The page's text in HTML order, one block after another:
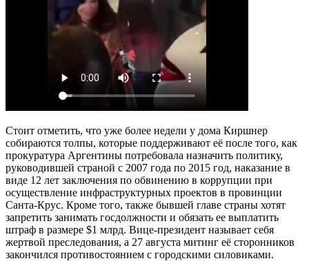
Стоит отметить, что уже более недели у дома Киршнер
собираются толпы, которые поддерживают её после того, как
прокуратура Аргентины потребовала назначить политику,
руководившей страной с 2007 года по 2015 год, наказание в
виде 12 лет заключения по обвинению в коррупции при
осуществление инфраструктурных проектов в провинции
Санта-Крус. Кроме того, также бывшей главе страны хотят
запретить занимать госдолжности и обязать ее выплатить
штраф в размере $1 млрд. Вице-президент называет себя
жертвой преследования, а 27 августа митинг её сторонников
закончился противостоянием с городскими силовиками.